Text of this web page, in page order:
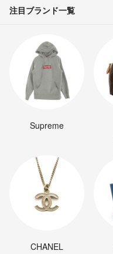
注目ブランド一覧
Supreme
CHANEL